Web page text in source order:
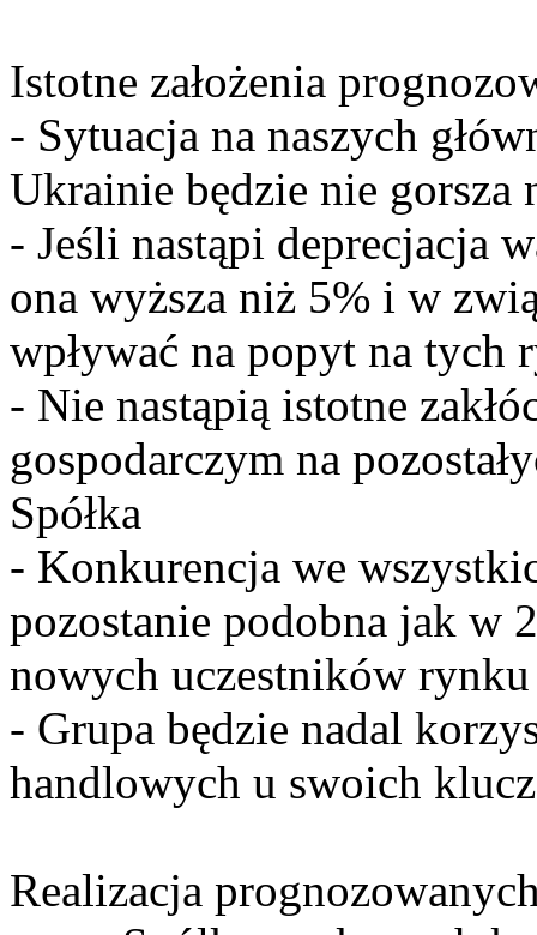
Istotne założenia
- Sytuacja na naszych
Ukrainie będzie nie
- Jeśli nastąpi deprecjacja
ona wyższa niż 5% i w
wpływać na popyt na tych
- Nie nastąpią istotne
gospodarczym na
Spółka
- Konkurencja we
pozostanie podobna jak w
nowych uczestników rynku
- Grupa będzie nadal
handlowych u swoich
Realizacja